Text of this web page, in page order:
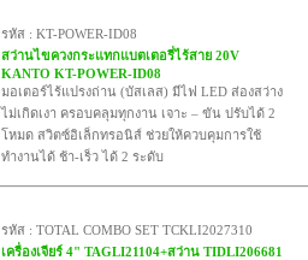
รหัส : KT-POWER-ID08
สว่านไขควงกระแทกแบตเตอรี่ไร้สาย 20V
KANTO KT-POWER-ID08
มอเตอร์ไร้แปรงถ่าน (บัสเลส) มีไฟ LED ส่องสว่าง
ไม่เกิดเงา ครอบคลุมทุกงาน เจาะ – ขัน ปรับได้ 2
โหมด สวิตซ์อิเล็กทรอนิส์ ช่วยให้ควบคุมการใช้
ทำงานได้ ช้า-เร็ว ได้ 2 ระดับ
รหัส : TOTAL COMBO SET TCKLI2027310
เครื่องเจียร์ 4" TAGLI21104+สว่าน TIDLI206681